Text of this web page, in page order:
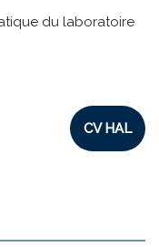
du laboratoire
CV HAL